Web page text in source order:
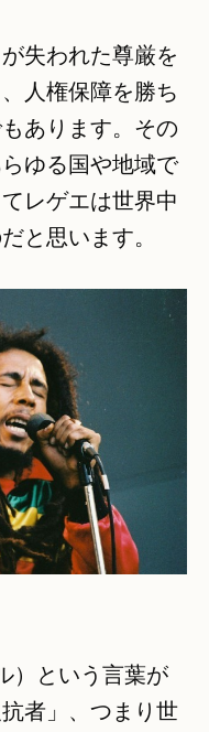
失われた尊厳を
人権保障を勝ち
あります。その
ゆる国や地域で
レゲエは世界中
と思います。
）という言葉が
者」、つまり世